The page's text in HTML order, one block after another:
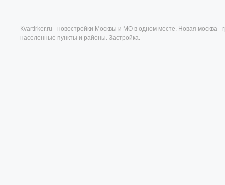
Кvartirker.ru - новостройки Москвы и МО в одном месте. Новая москва
населенные пункты и районы. Застройка.